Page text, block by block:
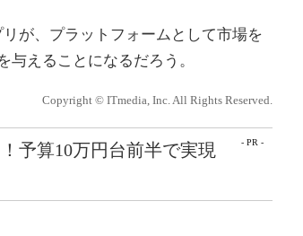
が、プラットフォームとして市場を
えることになるだろう。
Copyright © ITmedia, Inc. All Rights Reserved.
- PR -
予算10万円台前半で実現